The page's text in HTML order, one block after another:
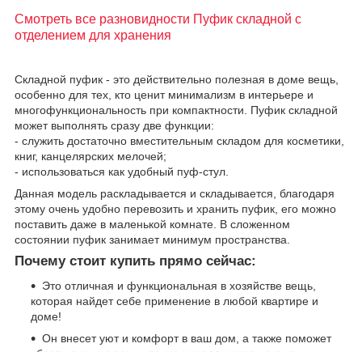
Смотреть все разновидности Пуфик складной с
отделением для хранения
Складной пуфик - это действительно полезная в доме вещь,
особенно для тех, кто ценит минимализм в интерьере и
многофункциональность при компактности. Пуфик складной
может выполнять сразу две функции:
- служить достаточно вместительным складом для косметики,
книг, канцелярских мелочей;
- использоваться как удобный пуф-стул.
Данная модель раскладывается и складывается, благодаря
этому очень удобно перевозить и хранить пуфик, его можно
поставить даже в маленькой комнате. В сложенном
состоянии пуфик занимает минимум пространства.
Почему стоит купить прямо сейчас:
Это отличная и функциональная в хозяйстве вещь,
которая найдет себе применение в любой квартире и
доме!
Он внесет уют и комфорт в ваш дом, а также поможет